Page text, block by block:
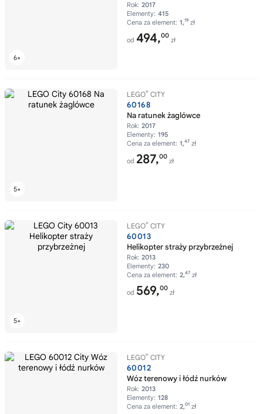
Rok: 2017
Elementy: 415
Cena za element: 1,19 zł
od 494,00
zł
LEGO® CITY
60168
Na ratunek żaglówce
Rok: 2017
Elementy: 195
Cena za element: 1,47 zł
od 287,00
zł
LEGO® CITY
60013
Helikopter straży przybrzeżnej
Rok: 2013
Elementy: 230
Cena za element: 2,47 zł
od 569,00
zł
LEGO® CITY
60012
Wóz terenowy i łódź nurków
Rok: 2013
Elementy: 128
Cena za element: 2,01 zł